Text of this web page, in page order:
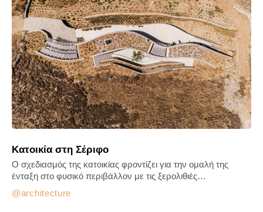
Κατοικία στη Σέριφο
architecture
Ο σχεδιασμός της κατοικίας φροντίζει για την ομαλή της
ένταξη στο φυσικό περιβάλλον με τις ξερολιθιές…